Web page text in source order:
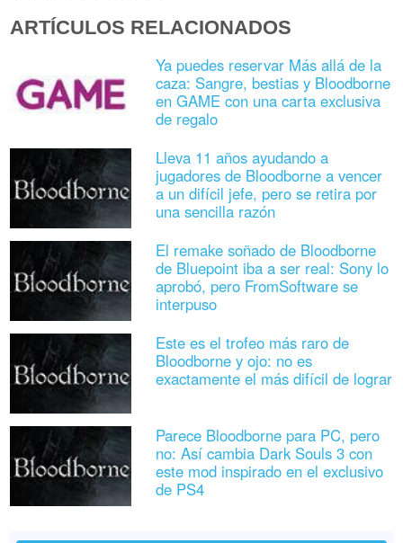
ARTÍCULOS RELACIONADOS
Ya puedes reservar Más allá de la
caza: Sangre, bestias y Bloodborne
en GAME con una carta exclusiva
de regalo
Lleva 11 años ayudando a
jugadores de Bloodborne a vencer
a un difícil jefe, pero se retira por
una sencilla razón
El remake soñado de Bloodborne
de Bluepoint iba a ser real: Sony lo
aprobó, pero FromSoftware se
interpuso
Este es el trofeo más raro de
Bloodborne y ojo: no es
exactamente el más difícil de lograr
Parece Bloodborne para PC, pero
no: Así cambia Dark Souls 3 con
este mod inspirado en el exclusivo
de PS4